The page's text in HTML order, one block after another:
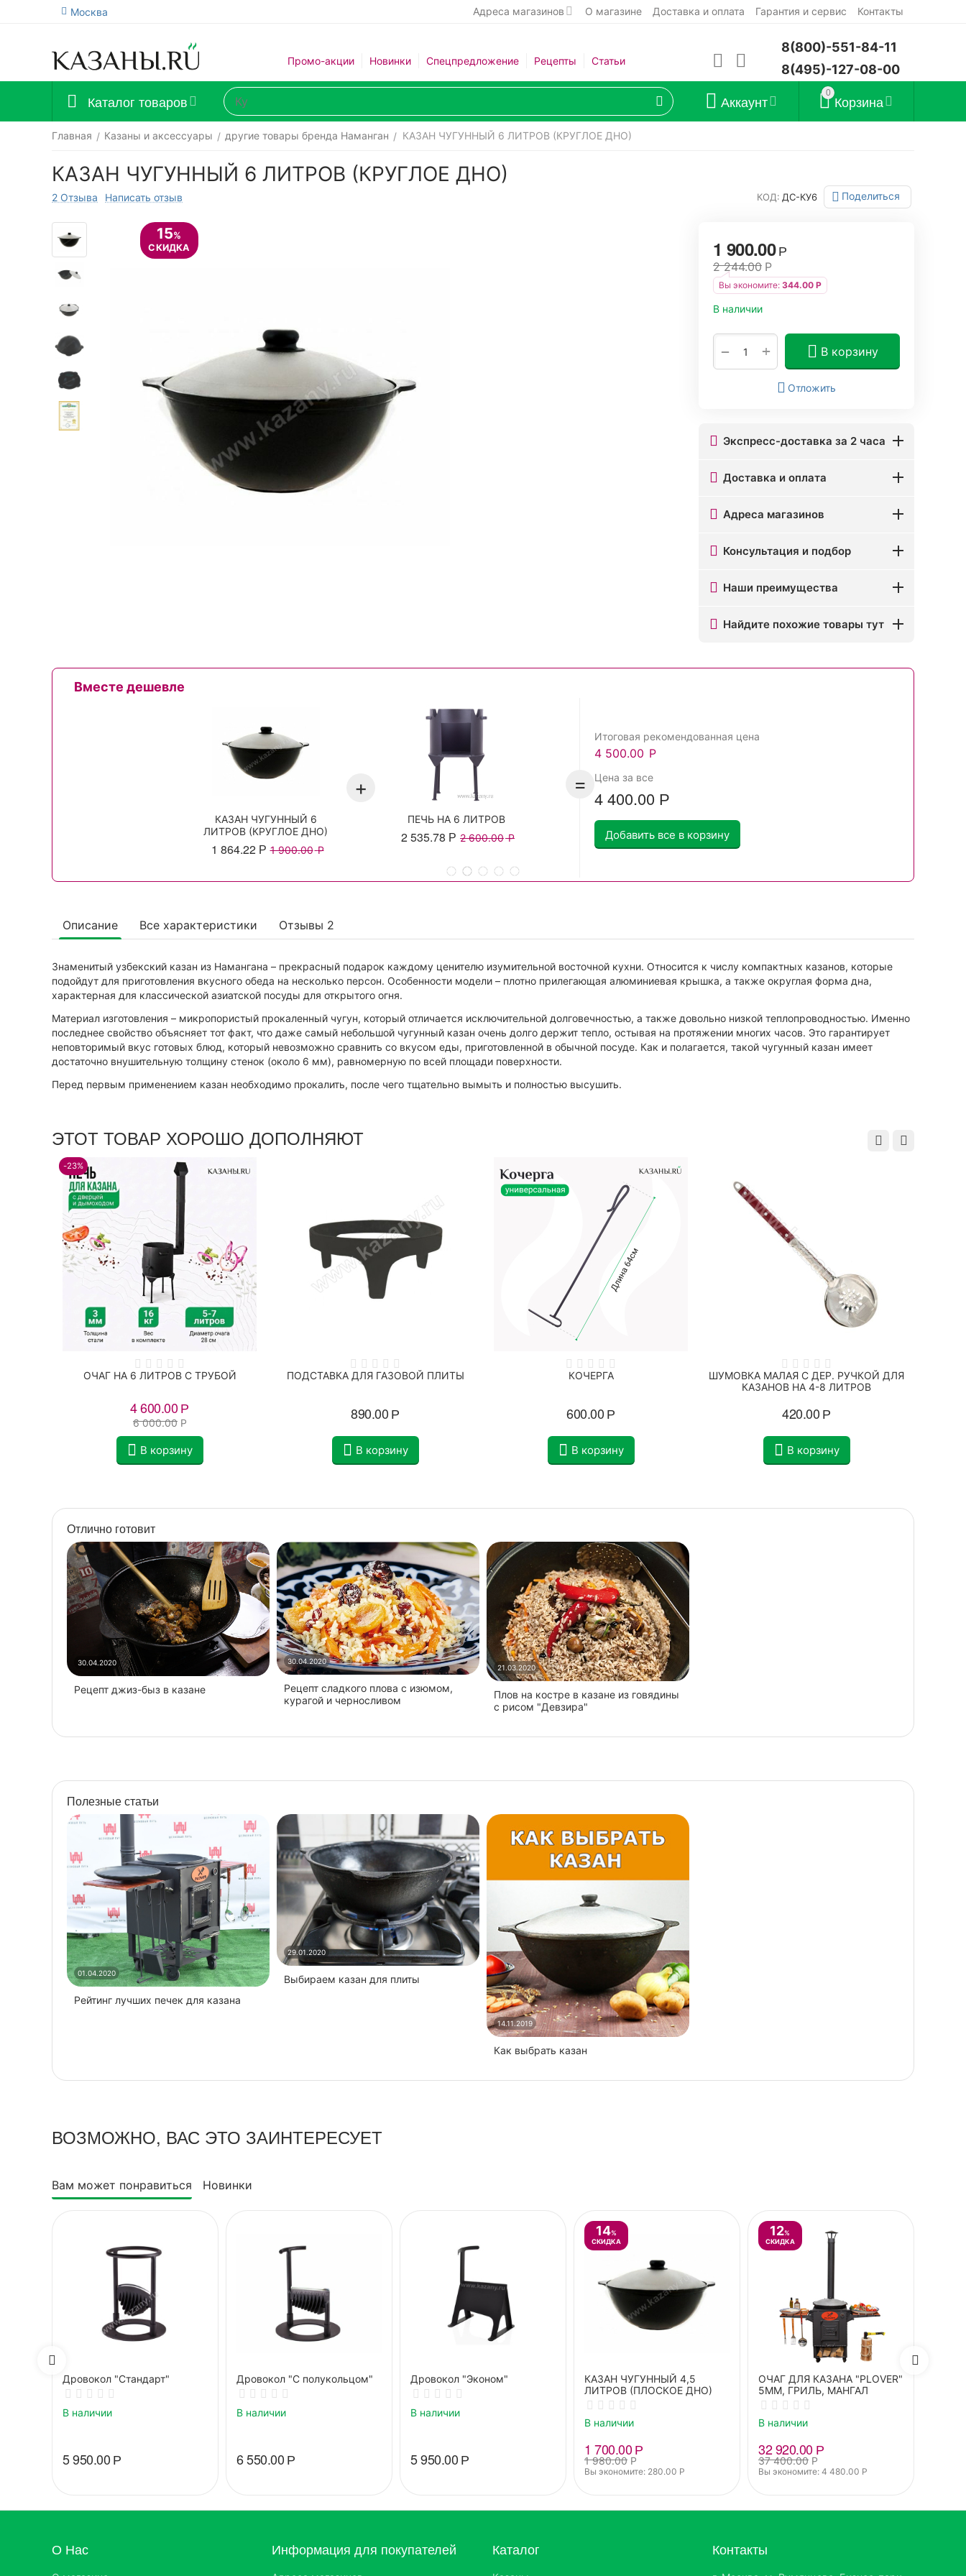
Москва Адреса магазинов О магазине Доставка и оплата Гарантия и сервис Контакты
Промо-акции Новинки Спецпредложение Рецепты Статьи
8(800)-551-84-11
8(495)-127-08-00
Каталог товаров 0 Корзина
Аккаунт
Главная / Казаны и аксессуары / другие товары бренда Наманган / КАЗАН ЧУГУННЫЙ 6 ЛИТРОВ (КРУГЛОЕ ДНО)
КАЗАН ЧУГУННЫЙ 6 ЛИТРОВ (КРУГЛОЕ ДНО)
2 Отзыва Написать отзыв КОД: ДС-КУ6 Поделиться
15
1 900.00Р
2 244.00 Р
Вы экономите: 344.00 Р
В наличии
+
− В корзину
Отложить
Экспресс-доставка за 2 часа
Доставка и оплата
Адреса магазинов
Консультация и подбор
Наши преимущества
Найдите похожие товары тут
Вместе дешевле
КАЗАН ЧУГУННЫЙ 6
ЛИТРОВ (КРУГЛОЕ ДНО)
1 864.22 Р 1 900.00 Р
+
ПЕЧЬ НА 6 ЛИТРОВ
2 535.78 Р 2 600.00 Р
=
Итоговая рекомендованная цена
4 500.00 Р
Цена за все
4 400.00 Р
Добавить все в корзину
Описание Все характеристики Отзывы 2
Знаменитый узбекский казан из Намангана – прекрасный подарок каждому ценителю изумительной восточной кухни. Относится к числу компактных казанов, которые
подойдут для приготовления вкусного обеда на несколько персон. Особенности модели – плотно прилегающая алюминиевая крышка, а также округлая форма дна,
характерная для классической азиатской посуды для открытого огня.
Материал изготовления – микропористый прокаленный чугун, который отличается исключительной долговечностью, а также довольно низкой теплопроводностью. Именно
последнее свойство объясняет тот факт, что даже самый небольшой чугунный казан очень долго держит тепло, остывая на протяжении многих часов. Это гарантирует
неповторимый вкус готовых блюд, который невозможно сравнить со вкусом еды, приготовленной в обычной посуде. Как и полагается, такой чугунный казан имеет
достаточно внушительную толщину стенок (около 6 мм), равномерную по всей площади поверхности.
Перед первым применением казан необходимо прокалить, после чего тщательно вымыть и полностью высушить.
ЭТОТ ТОВАР ХОРОШО ДОПОЛНЯЮТ
-23%
ОЧАГ НА 6 ЛИТРОВ С ТРУБОЙ
6 000.00 Р
4 600.00Р
В корзину
ПОДСТАВКА ДЛЯ ГАЗОВОЙ ПЛИТЫ
890.00Р
В корзину
КОЧЕРГА
600.00Р
В корзину
ШУМОВКА МАЛАЯ С ДЕР. РУЧКОЙ ДЛЯ
КАЗАНОВ НА 4-8 ЛИТРОВ
420.00Р
В корзину
Отлично готовит
30.04.2020
Рецепт джиз-быз в казане
30.04.2020
Рецепт сладкого плова с изюмом,
курагой и черносливом
21.03.2020
Плов на костре в казане из говядины
с рисом "Девзира"
Полезные статьи
01.04.2020
Рейтинг лучших печек для казана
29.01.2020
Выбираем казан для плиты
14.11.2019
Как выбрать казан
ВОЗМОЖНО, ВАС ЭТО ЗАИНТЕРЕСУЕТ
Вам может понравиться Новинки
Дровокол "Стандарт"
В наличии
5 950.00Р
Дровокол "С полукольцом"
В наличии
6 550.00Р
Дровокол "Эконом"
В наличии
5 950.00Р
14%
СКИДКА
КАЗАН ЧУГУННЫЙ 4,5
ЛИТРОВ (ПЛОСКОЕ ДНО)
В наличии
1 980.00 Р
1 700.00Р
Вы экономите: 280.00 Р
12%
СКИДКА
ОЧАГ ДЛЯ КАЗАНА "PLOVER"
5ММ, ГРИЛЬ, МАНГАЛ
В наличии
37 400.00 Р
32 920.00Р
Вы экономите: 4 480.00 Р
О Нас Информация для покупателей Каталог Контакты